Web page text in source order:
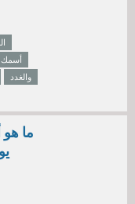
أسمك
والغدد
ما